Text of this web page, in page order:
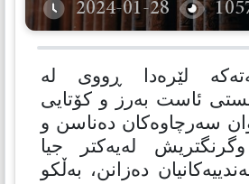
2024-01-28
لێرەدا ڕووی لە
ئاست بەرز و كۆتایی
سەرچاوەكان دەناسن و
لەیەكتر جیا
دەزانن، بەڵكو